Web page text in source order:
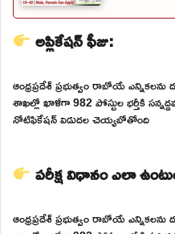
అప్లికేషన్ ఫీజు:
ఆంధ్రప్రదేశ్ ప్రభుత్వం రాబోయే
శాఖల్లో ఖాళీగా 982 పోస్టుల భర్తీకి
నోటిఫికేషన్ విడుదల చెయ్యబోతోంది
పరీక్ష విధానం ఎలా
ఆంధ్రప్రదేశ్ ప్రభుత్వం రాబోయే